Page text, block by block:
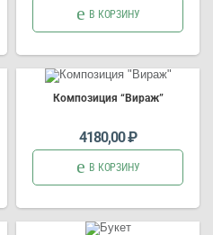
В КОРЗИНУ
Композиция “Вираж”
4180,00₽
В КОРЗИНУ